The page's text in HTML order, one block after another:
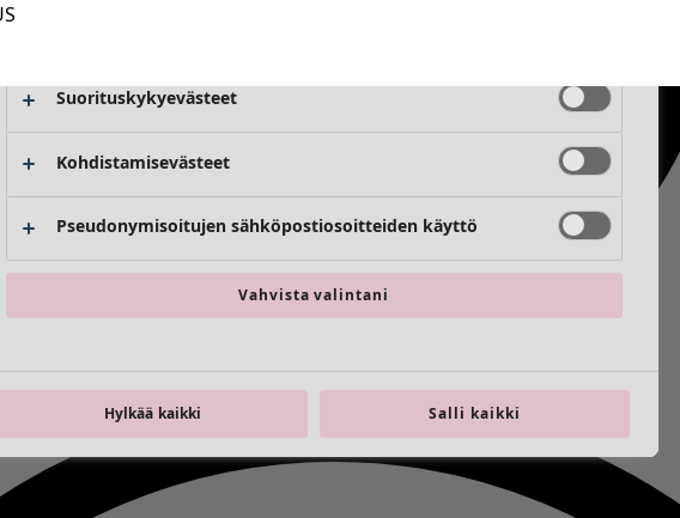
Suorituskykyevästeet
Kohdistamisevästeet
Pseudonymisoitujen sähköpostiosoitteiden käyttö
Vahvista valintani
Hylkää kaikki Salli kaikki